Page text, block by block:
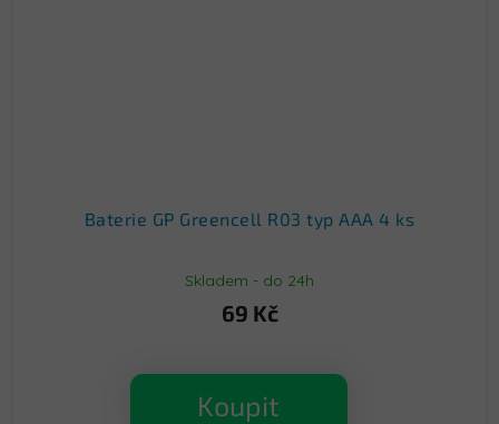
Baterie GP Greencell R03 typ AAA 4 ks
Skladem - do 24h
69 Kč
Koupit